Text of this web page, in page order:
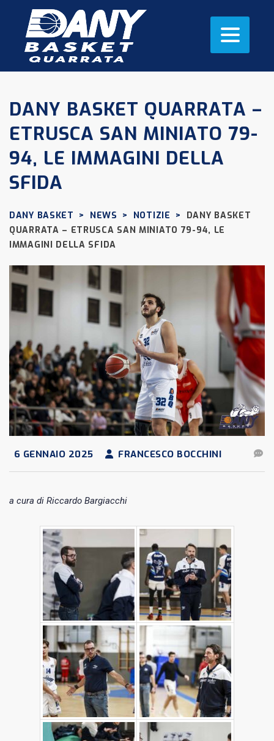
DANY BASKET QUARRATA –
ETRUSCA SAN MINIATO 79-
94, LE IMMAGINI DELLA
SFIDA
DANY BASKET > NEWS > NOTIZIE >
DANY BASKET
QUARRATA – ETRUSCA SAN MINIATO 79-94, LE
IMMAGINI DELLA SFIDA
6 GENNAIO 2025 FRANCESCO BOCCHINI
a cura di Riccardo Bargiacchi